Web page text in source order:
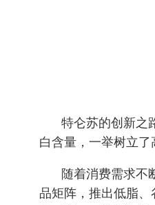
特仑苏的创新之
白含量，一举树立
随着消费需求不
品矩阵，推出低脂